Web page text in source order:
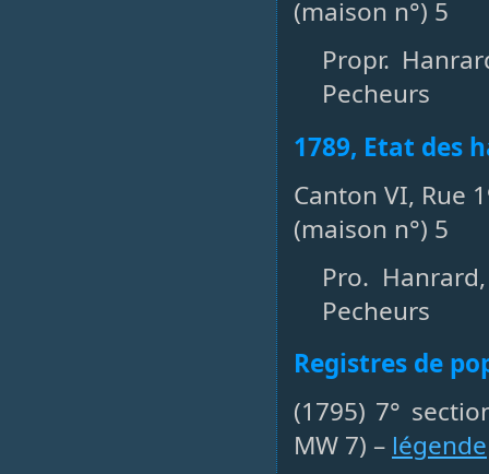
(maison n°) 5
Propr.
Pecheurs
1789, Etat des
Canton VI, Rue
(maison n°) 5
Pro.
Pecheurs
Registres de
(1795) 7°
MW 7) – légende